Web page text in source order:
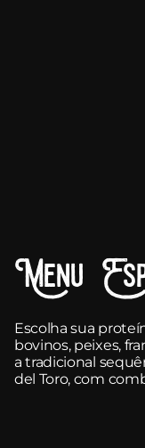
Menu
Escolha sua
bovinos, peixes,
a tradicional
del Toro, com